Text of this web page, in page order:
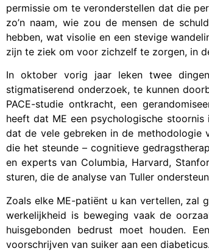
permissie om te veronderstellen dat die
zo’n naam, wie zou de mensen de
hebben, wat visolie en een stevige
zijn te ziek om voor zichzelf te zorgen, in
In oktober vorig jaar leken twee
stigmatiserend onderzoek, te kunnen
PACE-studie ontkracht, een
heeft dat ME een psychologische
dat de vele gebreken in de methodologie
die het steunde – cognitieve
en experts van Columbia, Harvard,
sturen, die de analyse van Tuller
Zoals elke ME-patiënt u kan vertellen, zal
werkelijkheid is beweging vaak de
huisgebonden bedrust moet houden.
voorschrijven van suiker aan een diabeticus.